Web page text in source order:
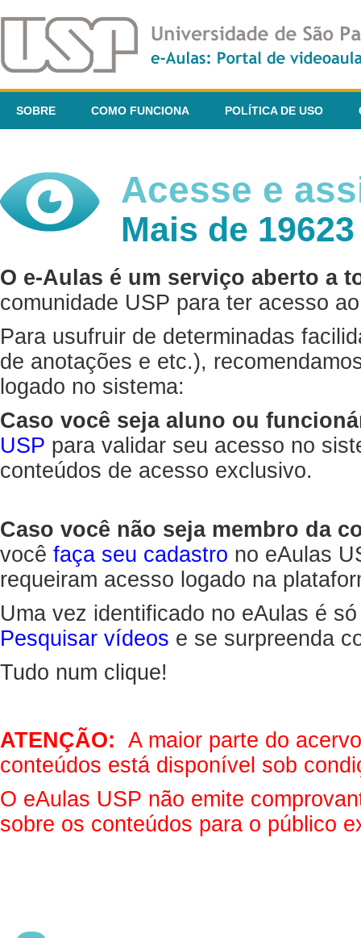
SOBRE COMO FUNCIONA POLÍTICA DE USO
Acesse e
Mais de
O e-Aulas é um serviço aberto a
comunidade USP para ter acesso
Para usufruir de determinadas
de anotações e etc.),
logado no sistema:
Caso você seja aluno ou
USP para validar seu acesso no
conteúdos de acesso exclusivo.
Caso você não seja membro da
você faça seu cadastro no eAulas
requeiram acesso logado na
Uma vez identificado no eAulas é
Pesquisar vídeos e se surpreenda
Tudo num clique!
ATENÇÃO: A maior parte do
conteúdos está disponível sob
O eAulas USP não emite
sobre os conteúdos para o público